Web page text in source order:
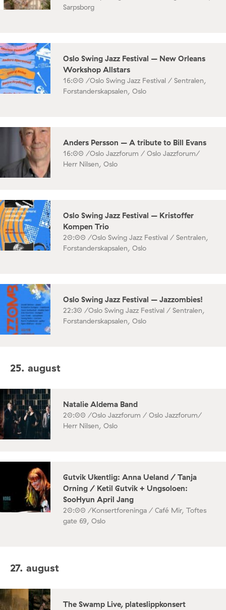
Sarpsborg
Oslo Swing Jazz Festival – New Orleans
Workshop Allstars
16:00 /Oslo Swing Jazz Festival / Sentralen,
Forstanderskapsalen, Oslo
Anders Persson – A tribute to Bill Evans
16:00 /Oslo Jazzforum / Oslo Jazzforum/
Herr Nilsen, Oslo
Oslo Swing Jazz Festival – Kristoffer
Kompen Trio
20:00 /Oslo Swing Jazz Festival / Sentralen,
Forstanderskapsalen, Oslo
Oslo Swing Jazz Festival – Jazzombies!
22:30 /Oslo Swing Jazz Festival / Sentralen,
Forstanderskapsalen, Oslo
25. august
Natalie Aldema Band
20:00 /Oslo Jazzforum / Oslo Jazzforum/
Herr Nilsen, Oslo
Gutvik Ukentlig: Anna Ueland / Tanja
Orning / Ketil Gutvik + Ungsoloen:
SooHyun April Jang
20:00 /Konsertforeninga / Café Mir, Toftes
gate 69, Oslo
27. august
The Swamp Live, plateslippkonsert